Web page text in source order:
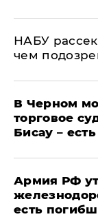
НАБУ
чем
В Черном
торговое
Бисау –
Армия РФ
есть